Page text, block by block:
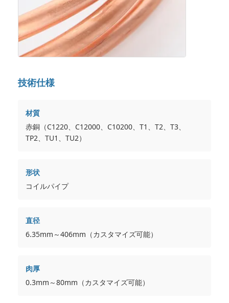
技術仕様
材質
赤銅（C1220、C12000、C10200、T1、T2、T3、
TP2、TU1、TU2）
形状
コイルパイプ
直径
6.35mm～406mm（カスタマイズ可能）
肉厚
0.3mm～80mm（カスタマイズ可能）